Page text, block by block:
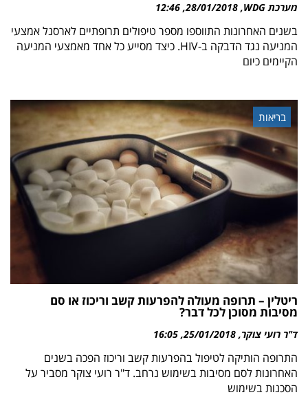
מערכת WDG 28/01/2018
12:46
בשנים האחרונות התווספו מספר טיפולים תרופתיים לארסנל אמצעי
המניעה נגד הדבקה ב-HIV. כיצד מסייע כל אחד מאמצעי המניעה
הקיימים כיום
בריאות
ריטלין – תרופה מעולה להפרעות קשב וריכוז או סם
מסיבות מסוכן לכל דבר?
ד"ר רועי צוקר 25/01/2018
16:05
התרופה הותיקה לטיפול בהפרעות קשב וריכוז הפכה בשנים
האחרונות לסם מסיבות בשימוש נרחב. ד"ר רועי צוקר מסביר על
הסכנות בשימוש